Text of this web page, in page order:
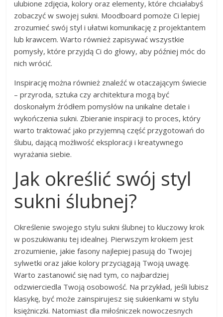
ulubione zdjęcia, kolory oraz elementy, które chciałabyś
zobaczyć w swojej sukni. Moodboard pomoże Ci lepiej
zrozumieć swój styl i ułatwi komunikację z projektantem
lub krawcem. Warto również zapisywać wszystkie
pomysły, które przyjdą Ci do głowy, aby później móc do
nich wrócić.
Inspirację można również znaleźć w otaczającym świecie
– przyroda, sztuka czy architektura mogą być
doskonałym źródłem pomysłów na unikalne detale i
wykończenia sukni. Zbieranie inspiracji to proces, który
warto traktować jako przyjemną część przygotowań do
ślubu, dającą możliwość eksploracji i kreatywnego
wyrażania siebie.
Jak określić swój styl
sukni ślubnej?
Określenie swojego stylu sukni ślubnej to kluczowy krok
w poszukiwaniu tej idealnej. Pierwszym krokiem jest
zrozumienie, jakie fasony najlepiej pasują do Twojej
sylwetki oraz jakie kolory przyciągają Twoją uwagę.
Warto zastanowić się nad tym, co najbardziej
odzwierciedla Twoją osobowość. Na przykład, jeśli lubisz
klasykę, być może zainspirujesz się sukienkami w stylu
księżniczki. Natomiast dla miłośniczek nowoczesnych